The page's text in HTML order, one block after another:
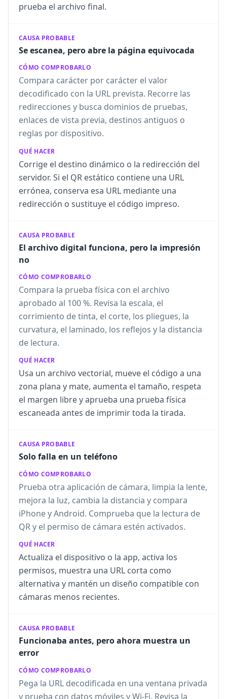
prueba el archivo final.
CAUSA PROBABLE
Se escanea, pero abre la página equivocada
CÓMO COMPROBARLO
Compara carácter por carácter el valor
decodificado con la URL prevista. Recorre las
redirecciones y busca dominios de pruebas,
enlaces de vista previa, destinos antiguos o
reglas por dispositivo.
QUÉ HACER
Corrige el destino dinámico o la redirección del
servidor. Si el QR estático contiene una URL
errónea, conserva esa URL mediante una
redirección o sustituye el código impreso.
CAUSA PROBABLE
El archivo digital funciona, pero la impresión
no
CÓMO COMPROBARLO
Compara la prueba física con el archivo
aprobado al 100 %. Revisa la escala, el
corrimiento de tinta, el corte, los pliegues, la
curvatura, el laminado, los reflejos y la distancia
de lectura.
QUÉ HACER
Usa un archivo vectorial, mueve el código a una
zona plana y mate, aumenta el tamaño, respeta
el margen libre y aprueba una prueba física
escaneada antes de imprimir toda la tirada.
CAUSA PROBABLE
Solo falla en un teléfono
CÓMO COMPROBARLO
Prueba otra aplicación de cámara, limpia la lente,
mejora la luz, cambia la distancia y compara
iPhone y Android. Comprueba que la lectura de
QR y el permiso de cámara estén activados.
QUÉ HACER
Actualiza el dispositivo o la app, activa los
permisos, muestra una URL corta como
alternativa y mantén un diseño compatible con
cámaras menos recientes.
CAUSA PROBABLE
Funcionaba antes, pero ahora muestra un
error
CÓMO COMPROBARLO
Pega la URL decodificada en una ventana privada
y prueba con datos móviles y Wi-Fi. Revisa la